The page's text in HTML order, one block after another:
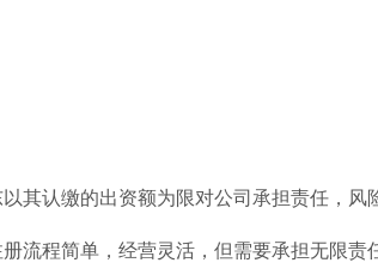
其认缴的出资额为限对公司承担责任，风
流程简单，经营灵活，但需要承担无限责